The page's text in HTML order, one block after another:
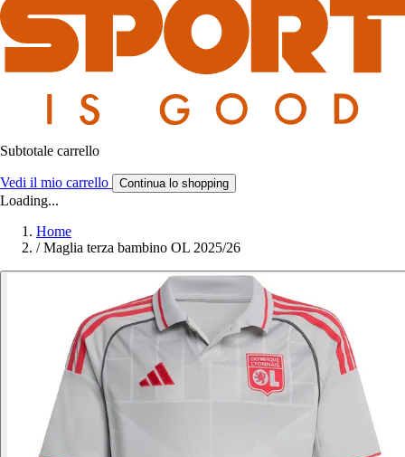
Subtotale carrello
Vedi il mio carrello Continua lo shopping
Loading...
Home
/ Maglia terza bambino OL 2025/26